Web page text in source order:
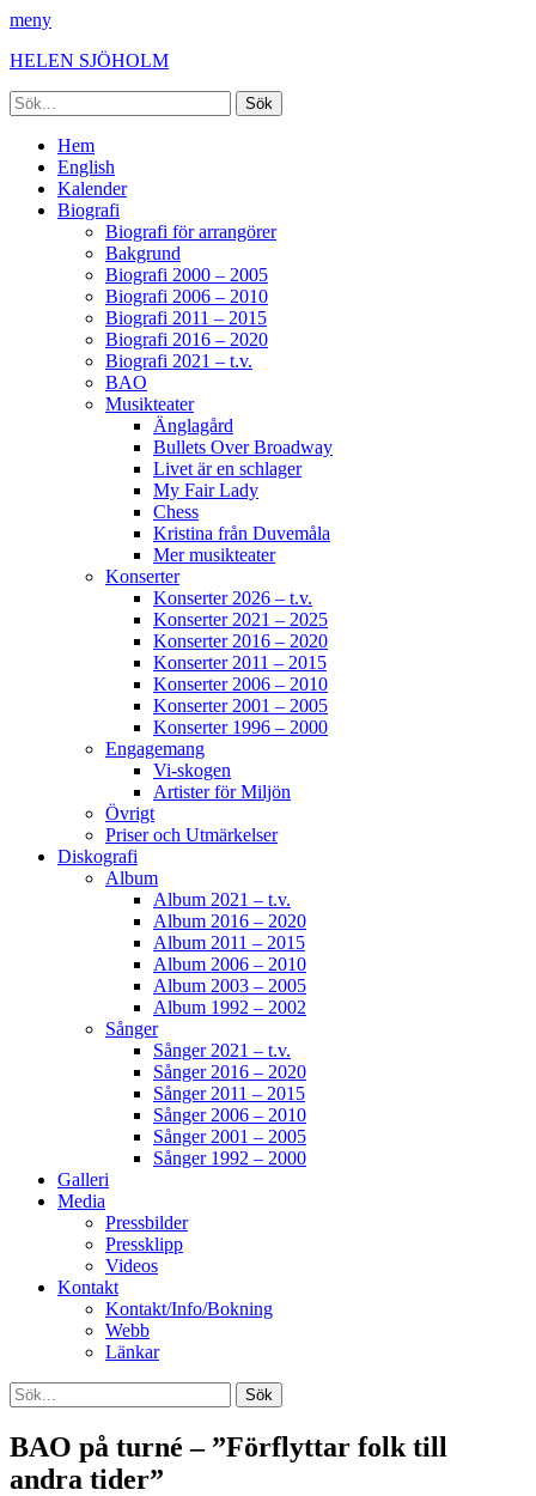
meny
HELEN SJÖHOLM
Sök
efter:
[label]
Primär
meny
Hoppa
innehåll
Hem
English
Kalender
Biografi
Biografi för arrangörer
Bakgrund
Biografi 2000 – 2005
Biografi 2006 – 2010
Biografi 2011 – 2015
Biografi 2016 – 2020
Biografi 2021 – t.v.
BAO
Musikteater
Änglagård
Bullets Over Broadway
Livet är en schlager
My Fair Lady
Chess
Kristina från Duvemåla
Mer musikteater
Konserter
Konserter 2026 – t.v.
Konserter 2021 – 2025
Konserter 2016 – 2020
Konserter 2011 – 2015
Konserter 2006 – 2010
Konserter 2001 – 2005
Konserter 1996 – 2000
Engagemang
Vi-skogen
Artister för Miljön
Övrigt
Priser och Utmärkelser
Diskografi
Album
Album 2021 – t.v.
Album 2016 – 2020
Album 2011 – 2015
Album 2006 – 2010
Album 2003 – 2005
Album 1992 – 2002
Sånger
Sånger 2021 – t.v.
Sånger 2016 – 2020
Sånger 2011 – 2015
Sånger 2006 – 2010
Sånger 2001 – 2005
Sånger 1992 – 2000
Galleri
Media
Pressbilder
Pressklipp
Videos
Kontakt
Kontakt/Info/Bokning
Webb
Länkar
Search
Sök
efter:
[label]
BAO på turné – ”Förflyttar folk till
andra tider”